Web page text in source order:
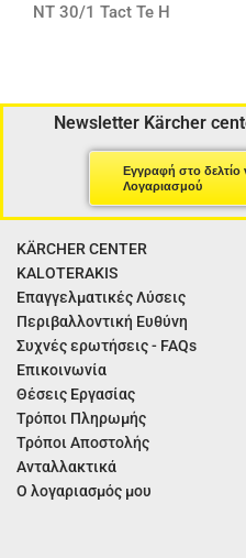
NT 30/1 Tact Te H
Newsletter Kärcher
Εγγραφή στο δελτίο
Λογαριασμού
KÄRCHER CENTER
KALOTERAKIS
Επαγγελματικές Λύσεις
Περιβαλλοντική Ευθύνη
Συχνές ερωτήσεις - FAQs
Επικοινωνία
Θέσεις Εργασίας
Τρόποι Πληρωμής
Τρόποι Αποστολής
Ανταλλακτικά
Ο λογαριασμός μου